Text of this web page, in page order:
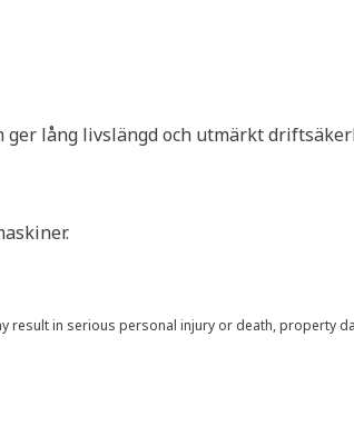
lång livslängd och utmärkt
in serious personal injury or death, property